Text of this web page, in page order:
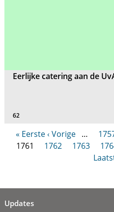
Eerlijke catering aan de
62
« Eerste ‹ Vorige …
1761
1762 1763
Updates